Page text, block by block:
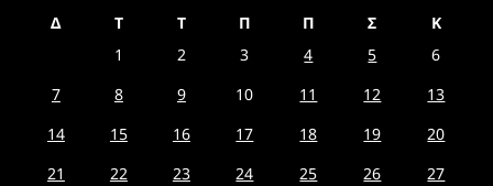
Δ Τ Τ Π Π Σ
Κ
1
2 3 4 5
6
7
8 9 10 11 12
13
14
15 16 17 18 19
20
21
22 23 24 25 26
27